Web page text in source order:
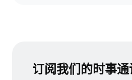
订阅我们的时事通